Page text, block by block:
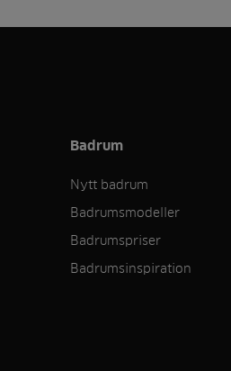
Badrum
Nytt badrum
Badrumsmodeller
Badrumspriser
Badrumsinspiration